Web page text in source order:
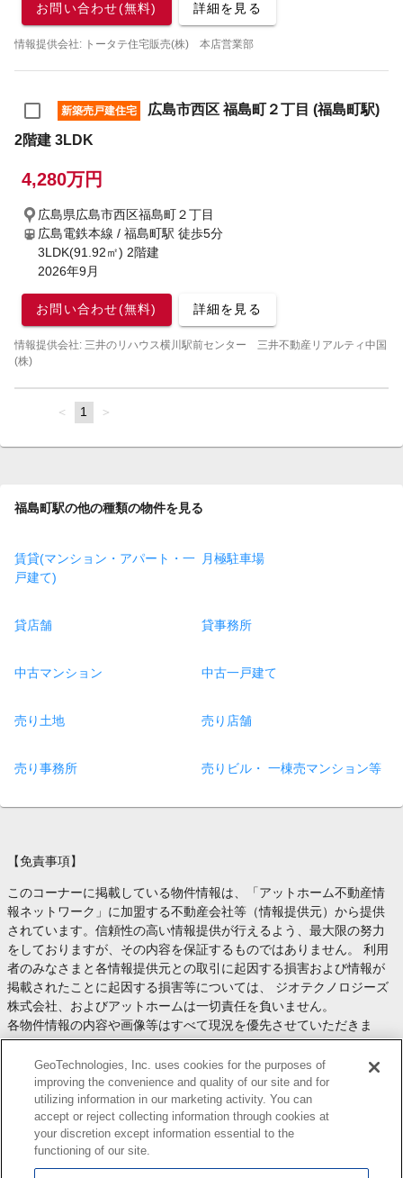
お問い合わせ(無料) 詳細を見る
情報提供会社: トータテ住宅販売(株) 本店営業部
新築売戸建住宅
広島市西区 福島町２丁目 (福島町駅)
2階建 3LDK
4,280万円
広島県広島市西区福島町２丁目
広島電鉄本線 / 福島町駅 徒歩5分
3LDK(91.92㎡) 2階建
2026年9月
お問い合わせ(無料) 詳細を見る
情報提供会社: 三井のリハウス横川駅前センター 三井不動産リアルティ中国
(株)
page
You're
page
1 page
福島町駅の他の種類の物件を見る
賃貸(マンション・アパート・一
戸建て)
月極駐車場
貸店舗 貸事務所
中古マンション 中古一戸建て
売り土地 売り店舗
売り事務所 売りビル・ 一棟売マンション等
【免責事項】
このコーナーに掲載している物件情報は、「アットホーム不動産情
報ネットワーク」に加盟する不動産会社等（情報提供元）から提供
されています。信頼性の高い情報提供が行えるよう、最大限の努力
をしておりますが、その内容を保証するものではありません。 利用
者のみなさまと各情報提供元との取引に起因する損害および情報が
掲載されたことに起因する損害等については、 ジオテクノロジーズ
株式会社、およびアットホームは一切責任を負いません。
各物件情報の内容や画像等はすべて現況を優先させていただきま
す。
お取引等（お取引の準備、資金調達等を含みます）の際には、内容
や契約条件等について、 各情報提供元より十分な説明を受け、ご自
身でご確認の上、判断してください。
このコーナーへの物件情報のご掲載、その他不動産業務ソリューシ
ョン等についての不動産会社様のお問合せはこちら
します。
GeoTechnologies, Inc. uses cookies for the purposes of
improving the convenience and quality of our site and for
utilizing information in our marketing activity. You can
accept or reject collecting information through cookies at
your discretion except information essential to the
functioning of our site.